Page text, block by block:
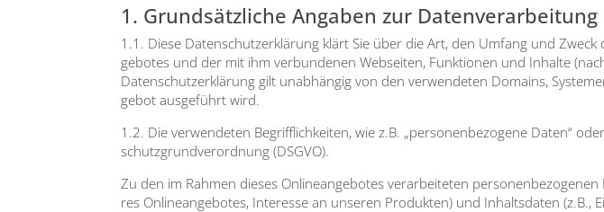
1. Grundsätzliche Angaben zur
1.1. Die­se Daten­schutz­er­klä­rung klärt Sie über die Art, den Umfang und
ge­bo­tes und der mit ihm ver­bun­de­nen Web­sei­ten, Funk­tio­nen und Inhal­te
Daten­schutz­er­klä­rung gilt unab­hän­gig von den ver­wen­de­ten Domains,
ge­bot aus­ge­führt wird.
1.2. Die ver­wen­de­ten Begriff­lich­kei­ten, wie z.B. „per­so­nen­be­zo­ge­ne Daten“
schutz­grund­ver­ord­nung (DSGVO).
Zu den im Rah­men die­ses Online­an­ge­bo­tes ver­ar­bei­te­ten
res Online­an­ge­bo­tes, Inter­es­se an unse­ren Pro­duk­ten) und Inhalts­da­ten (z.B.,